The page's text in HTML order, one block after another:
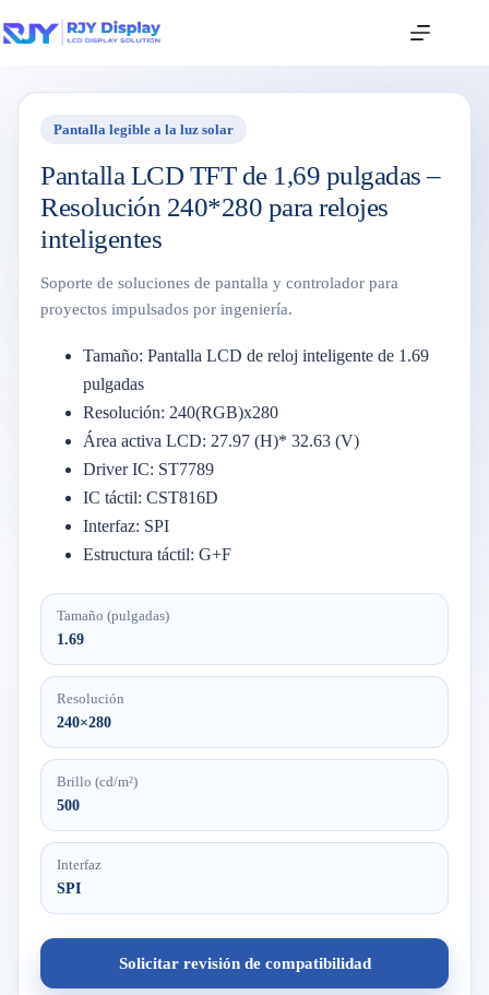
Pantalla legible a la luz solar
Pantalla LCD TFT de 1,69 pulgadas –
Resolución 240*280 para relojes
inteligentes
Soporte de soluciones de pantalla y controlador para
proyectos impulsados por ingeniería.
Tamaño: Pantalla LCD de reloj inteligente de 1.69
pulgadas
Resolución: 240(RGB)x280
Área activa LCD: 27.97 (H)* 32.63 (V)
Driver IC: ST7789
IC táctil: CST816D
Interfaz: SPI
Estructura táctil: G+F
Tamaño (pulgadas)
1.69
Resolución
240×280
Brillo (cd/m²)
500
Interfaz
SPI
Solicitar revisión de compatibilidad